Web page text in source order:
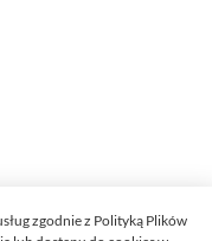
zgodnie z Polityką Plików